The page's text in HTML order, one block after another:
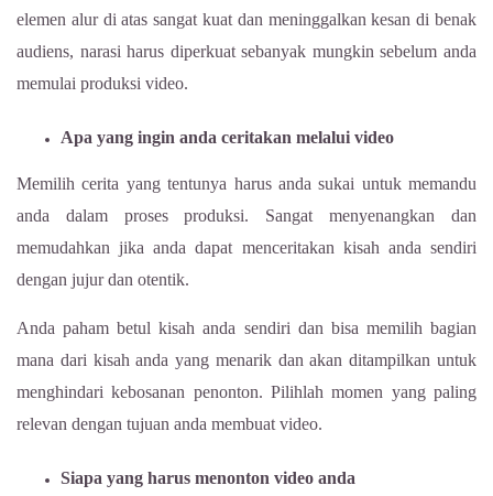
elemen alur di atas sangat kuat dan meninggalkan kesan di benak
audiens, narasi harus diperkuat sebanyak mungkin sebelum anda
memulai produksi video.
Apa yang ingin anda ceritakan melalui video
Memilih cerita yang tentunya harus anda sukai untuk memandu
anda dalam proses produksi. Sangat menyenangkan dan
memudahkan jika anda dapat menceritakan kisah anda sendiri
dengan jujur dan otentik.
Anda paham betul kisah anda sendiri dan bisa memilih bagian
mana dari kisah anda yang menarik dan akan ditampilkan untuk
menghindari kebosanan penonton. Pilihlah momen yang paling
relevan dengan tujuan anda membuat video.
Siapa yang harus menonton video anda